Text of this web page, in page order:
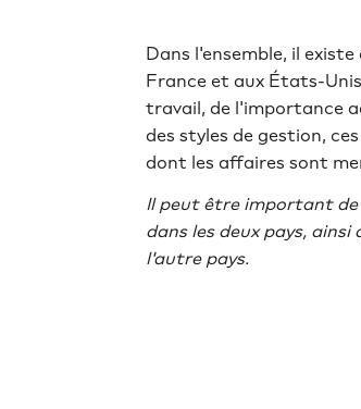
Dans l'ensemble, il
France et aux États-
travail, de l'importance
des styles de gestion,
dont les affaires sont
Il peut être important de
dans les deux pays,
l'autre pays.